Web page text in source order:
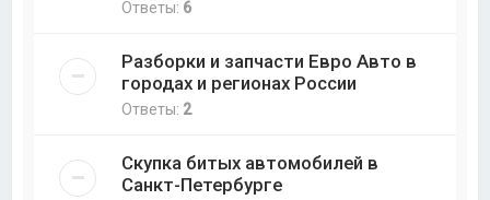
Ответы: 6
Разборки и запчасти Евро Авто в
городах и регионах России
Ответы: 2
Скупка битых автомобилей в
Санкт-Петербурге